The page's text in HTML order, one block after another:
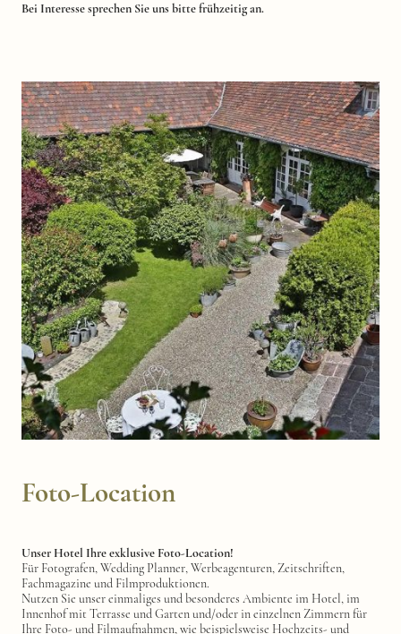
Bei Interesse sprechen Sie uns bitte frühzeitig an.
Foto-Location
Unser Hotel Ihre exklusive Foto-Location!
Für Fotografen, Wedding Planner, Werbeagenturen, Zeitschriften,
Fachmagazine und Filmproduktionen.
Nutzen Sie unser einmaliges und besonderes Ambiente im Hotel, im
Innenhof mit Terrasse und Garten und/oder in einzelnen Zimmern für
Ihre Foto- und Filmaufnahmen, wie beispielsweise Hochzeits- und